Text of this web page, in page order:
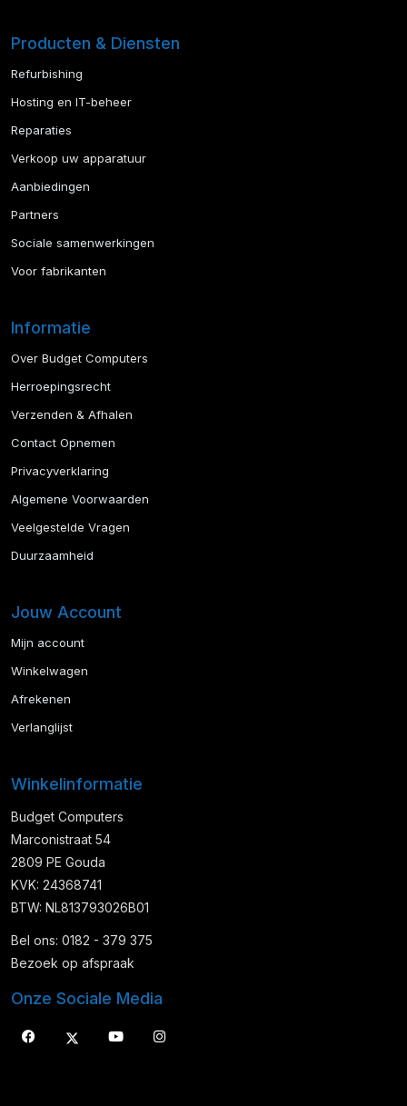
Producten & Diensten
Refurbishing
Hosting en IT-beheer
Reparaties
Verkoop uw apparatuur
Aanbiedingen
Partners
Sociale samenwerkingen
Voor fabrikanten
Informatie
Over Budget Computers
Herroepingsrecht
Verzenden & Afhalen
Contact Opnemen
Privacyverklaring
Algemene Voorwaarden
Veelgestelde Vragen
Duurzaamheid
Jouw Account
Mijn account
Winkelwagen
Afrekenen
Verlanglijst
Winkelinformatie
Budget Computers
Marconistraat 54
2809 PE Gouda
KVK: 24368741
BTW: NL813793026B01
Bel ons: 0182 - 379 375
Bezoek op afspraak
Onze Sociale Media